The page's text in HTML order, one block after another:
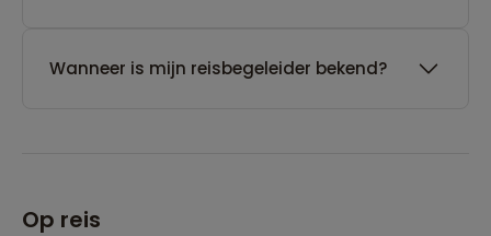
Wanneer is mijn reisbegeleider bekend?
Op reis